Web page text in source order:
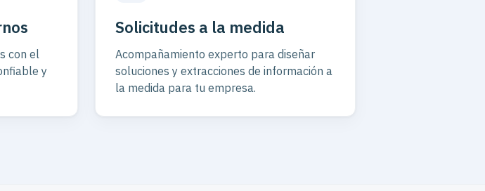
con el
y
Solicitudes a la medida
Acompañamiento experto para diseñar
soluciones y extracciones de información a
la medida para tu empresa.